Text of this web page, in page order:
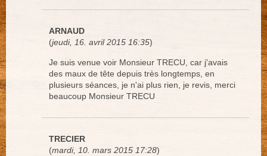
ARNAUD
(jeudi, 16. avril 2015 16:35)
Je suis venue voir Monsieur TRECU, car j'avais
des maux de tête depuis très longtemps, en
plusieurs séances, je n'ai plus rien, je revis, merci
beaucoup Monsieur TRECU
TRECIER
(mardi, 10. mars 2015 17:28)